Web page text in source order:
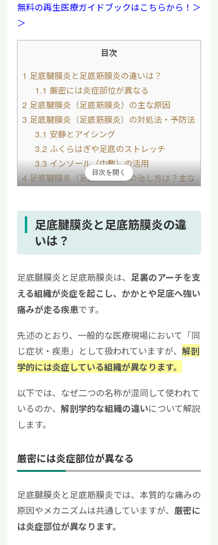
無料の再生医療ガイドブックはこちらから！＞
＞
目次
1 足底腱膜炎と足底筋膜炎の違いは？
1.1 厳密には炎症部位が異なる
2 足底腱膜炎（足底筋膜炎）の主な原因
3 足底腱膜炎（足底筋膜炎）の対処法・予防法
3.1 安静とアイシング
3.2 ふくらはぎや足底のストレッチ
3.3インソール（中敷）の活用
4足底腱膜炎（足底筋膜炎）の治し方は？主な
4.2 手術療法
5 長引く足底腱膜炎（足底筋膜炎）には「再生
目次を開く
足底腱膜炎と足底筋膜炎の違
いは？
足底腱膜炎と足底筋膜炎は、 足裏のアーチを支
える組織が炎症を起こし、かかとや足底へ強い
痛みが走る疾患です。
先述のとおり、一般的な医療現場において「同
じ症状・疾患」として扱われていますが、 解剖
学的には炎症している組織が異なります。
以下では、なぜ二つの名称が混同して使われて
いるのか、 解剖学的な組織の違いについて解説
します。
厳密には炎症部位が異なる
足底腱膜炎と足底筋膜炎では、本質的な痛みの
原因やメカニズムは共通していますが、 厳密に
は炎症部位が異なります。